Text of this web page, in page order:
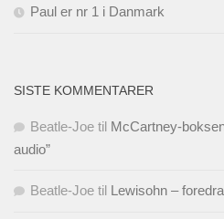
Paul er nr 1 i Danmark
SISTE KOMMENTARER
Beatle-Joe til McCartney-
audio”
Beatle-Joe til Lewisohn –